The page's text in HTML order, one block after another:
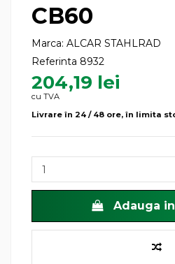
CB60
Marca: ALCAR STAHLRAD
Referinta 8932
204,19 lei
cu TVA
Livrare în 24 / 48 ore, în limita
Adauga